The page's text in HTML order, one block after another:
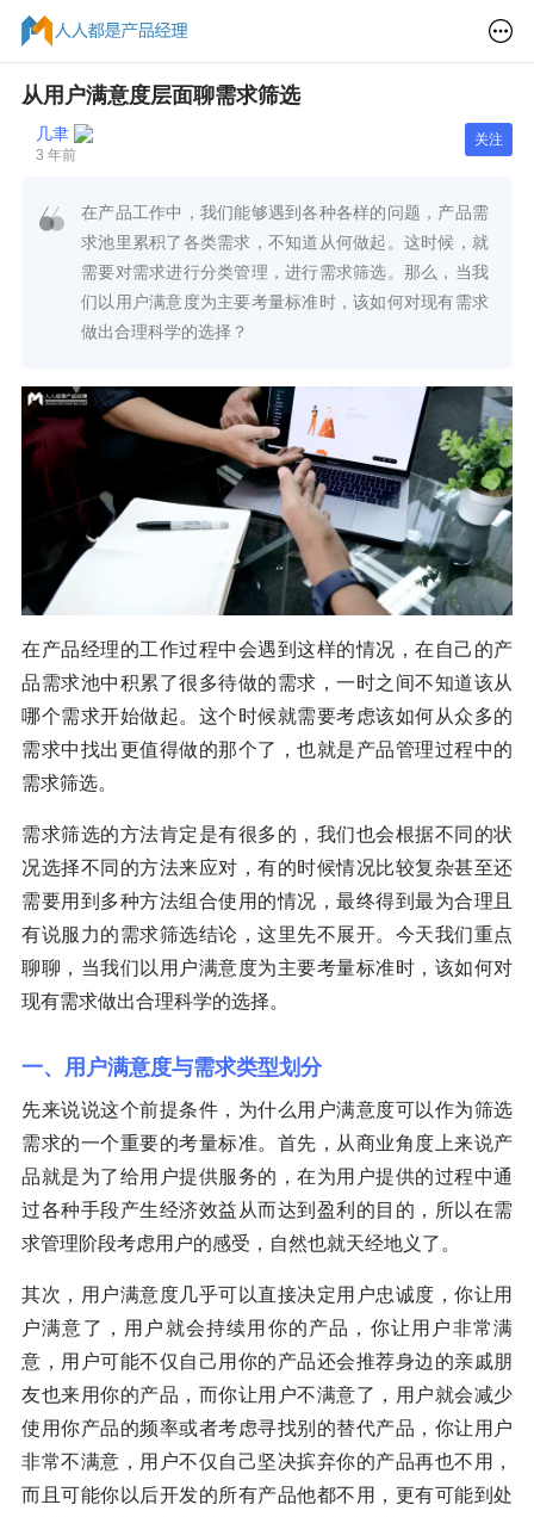
从用户满意度层面聊需求筛选
几聿
3 年前
关注
在产品工作中，我们能够遇到各种各样的问题，产品需
求池里累积了各类需求，不知道从何做起。这时候，就
需要对需求进行分类管理，进行需求筛选。那么，当我
们以用户满意度为主要考量标准时，该如何对现有需求
做出合理科学的选择？
在产品经理的工作过程中会遇到这样的情况，在自己的产
品需求池中积累了很多待做的需求，一时之间不知道该从
哪个需求开始做起。这个时候就需要考虑该如何从众多的
需求中找出更值得做的那个了，也就是产品管理过程中的
需求筛选。
需求筛选的方法肯定是有很多的，我们也会根据不同的状
况选择不同的方法来应对，有的时候情况比较复杂甚至还
需要用到多种方法组合使用的情况，最终得到最为合理且
有说服力的需求筛选结论，这里先不展开。今天我们重点
聊聊，当我们以用户满意度为主要考量标准时，该如何对
现有需求做出合理科学的选择。
一、用户满意度与需求类型划分
先来说说这个前提条件，为什么用户满意度可以作为筛选
需求的一个重要的考量标准。首先，从商业角度上来说产
品就是为了给用户提供服务的，在为用户提供的过程中通
过各种手段产生经济效益从而达到盈利的目的，所以在需
求管理阶段考虑用户的感受，自然也就天经地义了。
其次，用户满意度几乎可以直接决定用户忠诚度，你让用
户满意了，用户就会持续用你的产品，你让用户非常满
意，用户可能不仅自己用你的产品还会推荐身边的亲戚朋
友也来用你的产品，而你让用户不满意了，用户就会减少
使用你产品的频率或者考虑寻找别的替代产品，你让用户
非常不满意，用户不仅自己坚决摈弃你的产品再也不用，
而且可能你以后开发的所有产品他都不用，更有可能到处